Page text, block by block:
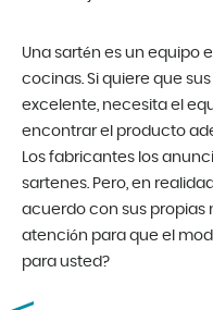
Una sartén es un equipo
cocinas. Si quiere que
excelente, necesita el
encontrar el producto
Los fabricantes los
sartenes. Pero, en
acuerdo con sus propias
atención para que el
para usted?